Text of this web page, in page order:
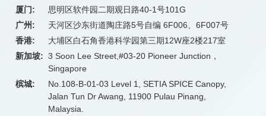
厦门:
思明区软件园二期观日路40-1号101G
广州:
天河区沙东街道陶庄路5号自编 6F006、6F007号
香港:
大埔区白石角香港科学园第三期12W座2楼217室
新加坡: 3 Soon Lee Street,#03-20 Pioneer Junction，
Singapore
槟城:
No.108-B-01-03 Level 1, SETIA SPICE Canopy,
Jalan Tun Dr Awang, 11900 Pulau Pinang,
Malaysia.